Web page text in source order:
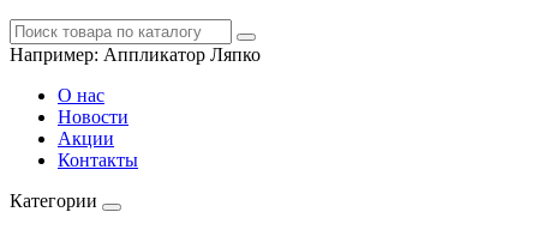
Например: Аппликатор Ляпко
О нас
Новости
Акции
Контакты
Категории